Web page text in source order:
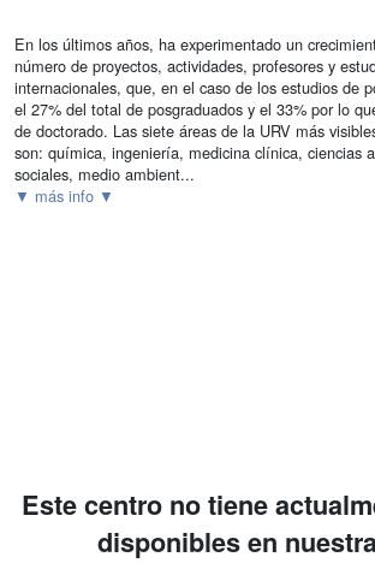
En los últimos años, ha experimentado un
número de proyectos, actividades, profesores y
internacionales, que, en el caso de los estudios de
el 27% del total de posgraduados y el 33% por lo
de doctorado. Las siete áreas de la URV más
son: química, ingeniería, medicina clínica, ciencias
sociales, medio ambient...
▼ más info ▼
Este centro no tiene
disponibles en